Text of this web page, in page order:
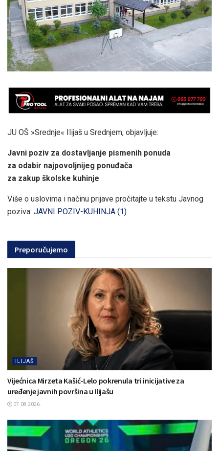
JU OŠ »Srednje« Ilijaš u Srednjem, objavljuje:
Javni poziv za dostavljanje pismenih ponuda
za odabir najpovoljnijeg ponuđača
za zakup školske kuhinje
Više o uslovima i načinu prijave pročitajte u tekstu Javnog
poziva: JAVNI POZIV-KUHINJA (1)
Preporučujemo
ILIJAŠ
Vijećnica Mirzeta Kašić-Lelo pokrenula tri inicijative za
uređenje javnih površina u Ilijašu
07.08.2026.